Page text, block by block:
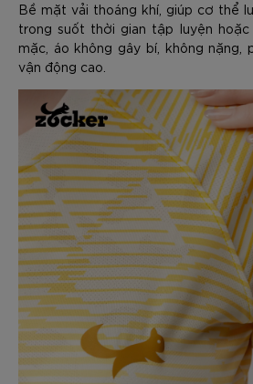
Bề mặt vải thoáng khí, giúp cơ thể
trong suốt thời gian tập luyện hoặc
mặc, áo không gây bí, không nặng,
vận động cao.